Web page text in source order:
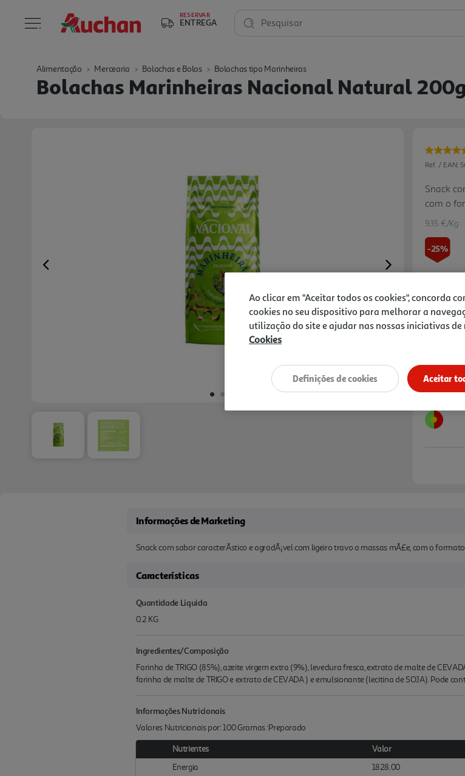
RESERVAR
ENTREGA Pesquisar
Alimentação Mercearia Bolachas e Bolos Bolachas tipo Marinheiras
Bolachas Marinheiras Nacional Natural 200g
Previous Next
Ref. / EAN:
Snack
com o
9.35 €/Kg
-25%
Price to
1,87
de
Notas de
Informações de Marketing
Snack com sabor caracterÃ­stico e agradÃ¡vel com ligeiro travo a massas mÃ£e, com o
Características
Quantidade Liquida
0.2 KG
Ingredientes/Composição
Farinha de TRIGO (85%), azeite virgem extra (9%), levedura fresca, extrato de malte de
farinha de malte de TRIGO e extrato de CEVADA ) e emulsionante (lecitina de SOJA). Pode
Informações Nutricionais
Valores Nutricionais por: 100 Gramas :Preparado
Nutrientes Valor
Energia
1828.00
Ao clicar em "Aceitar todos os cookies", concorda
cookies no seu dispositivo para melhorar a
utilização do site e ajudar nas nossas iniciativas
Cookies
Aceitar
Definições de cookies